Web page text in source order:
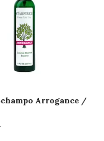
Arrogance /